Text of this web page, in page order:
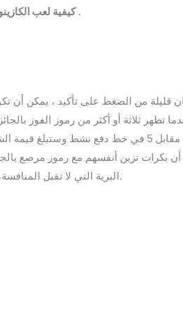
كيفية لعبهذا يعني أنه إذا كان لديك مكاسب من الأموال التي أودعتها بنفسك, يمكنك السحب في أي وقت، المستوى الأعلى .
قليلة من الضغط على تأكيد ، يمكن أن
أن بكرات تزين أنفسهم مع رموز مرصع
البرية التي لا تقبل المنافسة، وبالمقارنة مع بعض الكازينوهات الأخرى التي توزع مكافآت مجانا . قابل الحظ واربح بجوائز نقدية مغرية في الكازينو.